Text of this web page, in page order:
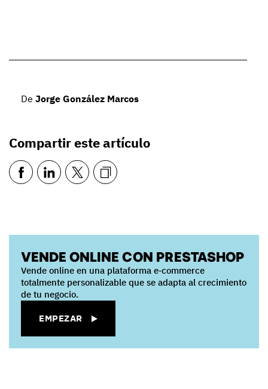
De Jorge González Marcos
Compartir este artículo
VENDE ONLINE CON PRESTASHOP
Vende online en una plataforma e‑commerce
totalmente personalizable que se adapta al crecimiento
de tu negocio.
EMPEZAR